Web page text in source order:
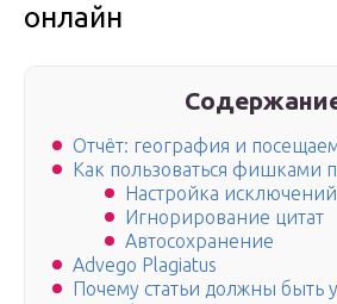
онлайн
Отчёт: география и
Как пользоваться фишками
Настройка исключений
Игнорирование цитат
Автосохранение
Advego Plagiatus
Почему статьи должны быть